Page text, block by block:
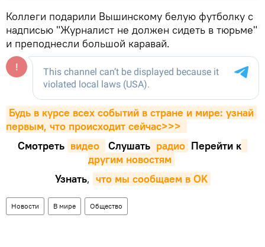
Коллеги подарили Вышинскому белую футболку с
надписью "Журналист не должен сидеть в тюрьме"
и преподнесли большой каравай.
Будь в курсе всех событий в стране и мире: узнай
первым, что происходит сейчаc>>>
Смотреть видео Cлушать радио Перейти к
другим новостям
Узнать, что мы сообщаем в OK
Новости В мире Общество